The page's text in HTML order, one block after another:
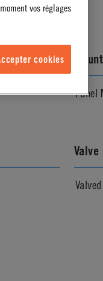
Panel
Valved
vos réglages
cookies